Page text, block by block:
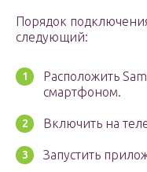
Порядок
следующий:
Расположить
смартфоном.
Включить на
Запустить